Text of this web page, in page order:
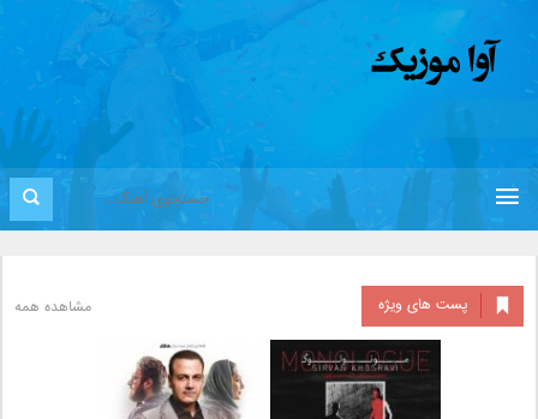
پست های ویژه مشاهده همه